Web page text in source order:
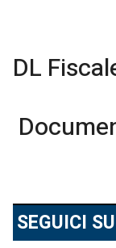
DL
SEGUICI